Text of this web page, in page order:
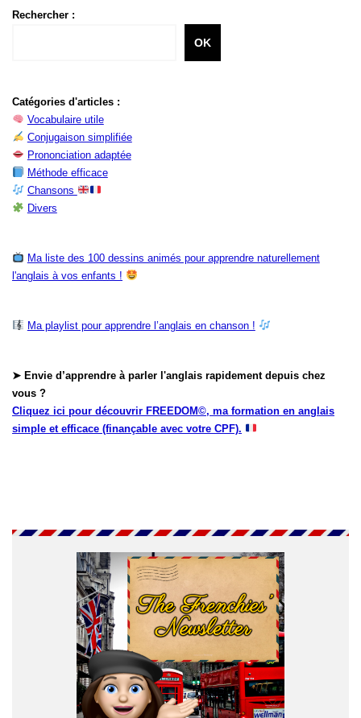
Rechercher :
OK
Catégories d'articles :
Vocabulaire utile
Conjugaison simplifiée
Prononciation adaptée
Méthode efficace
Chansons
Divers
Ma liste des 100 dessins animés pour apprendre naturellement
l'anglais à vos enfants !
Ma playlist pour apprendre l’anglais en chanson !
➤ Envie d’apprendre à parler l'anglais rapidement depuis chez
vous ?
Cliquez ici pour découvrir FREEDOM©, ma formation en anglais
simple et efficace (finançable avec votre CPF).